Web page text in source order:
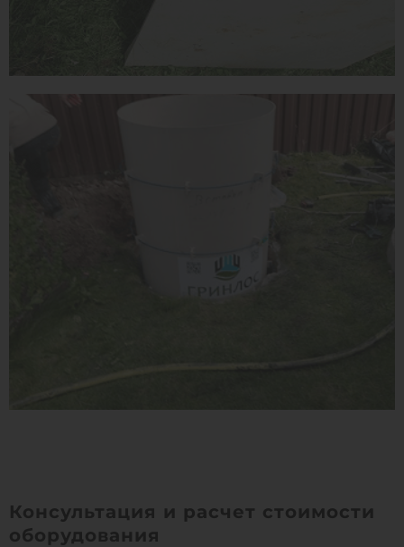
Консультация и расчет стоимости
оборудования